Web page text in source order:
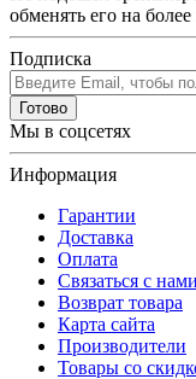
обменять его на
Подписка
Готово
Мы в соцсетях
Информация
Гарантии
Доставка
Оплата
Связаться с нами
Возврат товара
Карта сайта
Производители
Товары со